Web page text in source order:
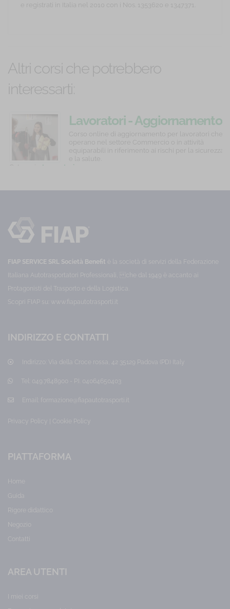
e registrati in Italia nel 2010 con i Nos. 1353620 e 1347371.
Altri corsi che potrebbero
interessarti:
comunicazione
responsabile
Corso
chiarezza
interna
ed
esterna.
Prezzo:
10,00
Sicurezza
e
riservatezza
delle
aziendali
Corso
nel
e
informazioni
aziendali.
Security
Prezzo:
€
Lavoratori - Aggiornamento
quinquennale - Diversità e
inclusione, la gestione dei
conflitti e il rischio
Corso online di aggiornamento per lavoratori che
operano nel settore Commercio o in attività
equiparabili in riferimento ai rischi per la sicurezza
e la salute.
Lavoratori
FIAP SERVICE SRL Società Benefit è la società di servizi della Federazione
Italiana Autotrasportatori Professionali, che dal 1949 è accanto ai
Protagonisti del Trasporto e della Logistica.
Scopri FIAP su:
www.fiapautotrasporti.it
INDIRIZZO E CONTATTI
Indirizzo: Via della Croce rossa, 42 35129 Padova (PD) Italy
049.7848900 - P.I. 04064650403
Email: formazione@fiapautotrasporti.it
Privacy Policy Cookie Policy
PIATTAFORMA
Home
Guida
Rigore didattico
Negozio
Contatti
AREA UTENTI
I miei corsi